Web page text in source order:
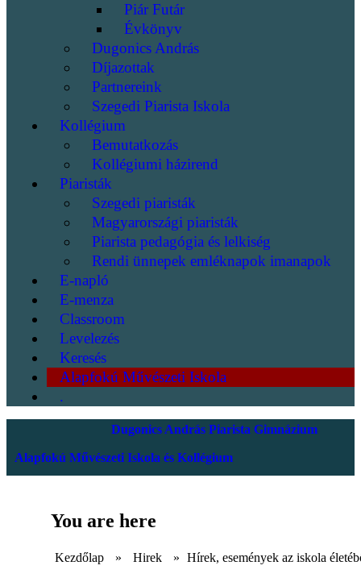
Piár Futár
Évkönyv
Dugonics András
Díjazottak
Partnereink
Szegedi Piarista Iskola
Kollégium
Bemutatkozás
Kollégiumi házirend
Piaristák
Szegedi piaristák
Magyarországi piaristák
Piarista pedagógia és lelkiség
Rendi ünnepek emléknapok imanapok
E-napló
E-menza
Classroom
Levelezés
Keresés
Alapfokú Művészeti Iskola
.
Dugonics András Piarista Gimnázium
Alapfokú Művészeti Iskola és Kollégium
You are here
Kezdőlap » Hirek » Hírek, események az iskola